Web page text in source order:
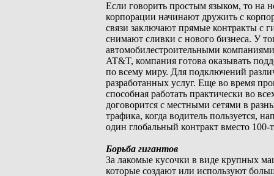
Если говорить простым языком, то на
корпорации начинают дружить с
связи заключают прямые контракты с
снимают сливки с нового бизнеса. У
автомобилестроительными
AT&T, компания готова оказывать
по всему миру. Для подключений
разработанных услуг. Еще во время
способная работать практически во
договорится с местными сетями в
трафика, когда водитель пользуется,
один глобальный контракт вместо 100-
Борьба гигантов
За лакомые кусочки в виде крупных
которые создают или используют